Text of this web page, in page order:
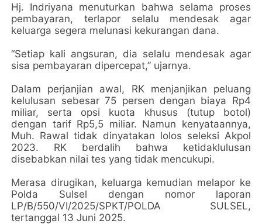
Hj. Indriyana menuturkan bahwa selama proses
pembayaran, terlapor selalu mendesak agar
keluarga segera melunasi kekurangan dana.
“Setiap kali angsuran, dia selalu mendesak agar
sisa pembayaran dipercepat,” ujarnya.
Dalam perjanjian awal, RK menjanjikan peluang
kelulusan sebesar 75 persen dengan biaya Rp4
miliar, serta opsi kuota khusus (tutup botol)
dengan tarif Rp5,5 miliar. Namun kenyataannya,
Muh. Rawal tidak dinyatakan lolos seleksi Akpol
2023. RK berdalih bahwa ketidaklulusan
disebabkan nilai tes yang tidak mencukupi.
Merasa dirugikan, keluarga kemudian melapor ke
Polda Sulsel dengan nomor laporan
LP/B/550/VI/2025/SPKT/POLDA SULSEL,
tertanggal 13 Juni 2025.